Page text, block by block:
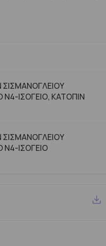
ΙΣΟΓΕΙΟ, ΚΑΤΟΠΙΝ
Ν4-ΙΣΟΓΕΙΟ